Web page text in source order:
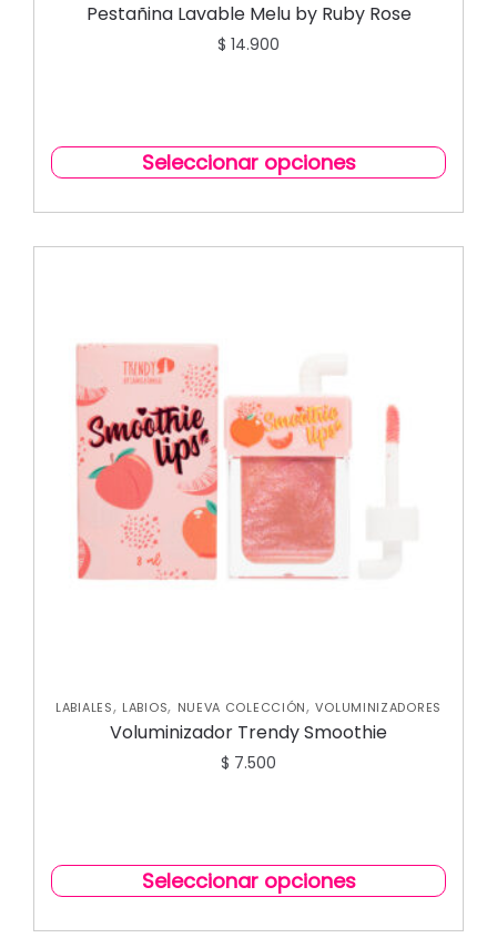
Pestañina Lavable Melu by Ruby Rose
$ 14.900
Seleccionar opciones
LABIALES, LABIOS, NUEVA COLECCIÓN,VOLUMINIZADORES
Voluminizador Trendy Smoothie
$ 7.500
Seleccionar opciones